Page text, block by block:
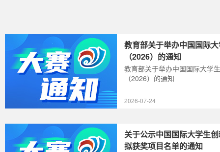
教育部关于举办中国国际
（2026）的通知
教育部关于举办中国国际大学
（2026）的通知
2026-07-24
关于公示中国国际大学生
拟获奖项目名单的通知